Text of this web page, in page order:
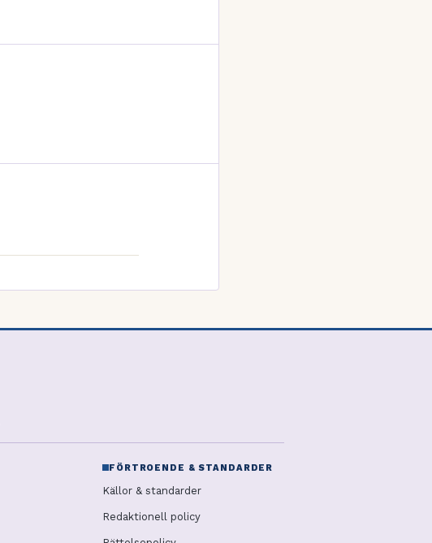
FÖRTROENDE & STANDARDER
Källor & standarder
Redaktionell policy